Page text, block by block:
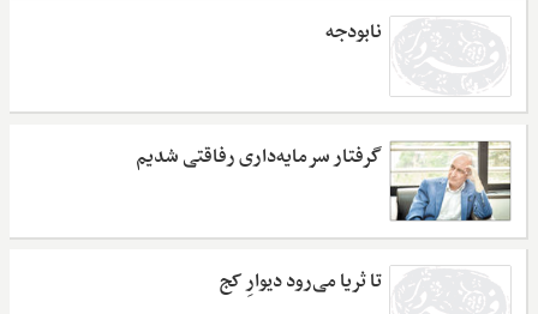
نابودجه
گرفتار سرمایه‌داری رفاقتی شدیم
تا ثریا می‌رود دیوارِ کج